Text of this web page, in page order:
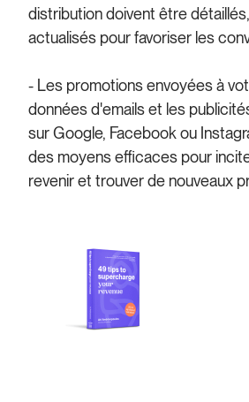
distribution doivent être
actualisés pour favoriser les
- Les promotions envoyées à
données d'emails et les
sur Google, Facebook ou
des moyens efficaces pour
revenir et trouver de nouveaux